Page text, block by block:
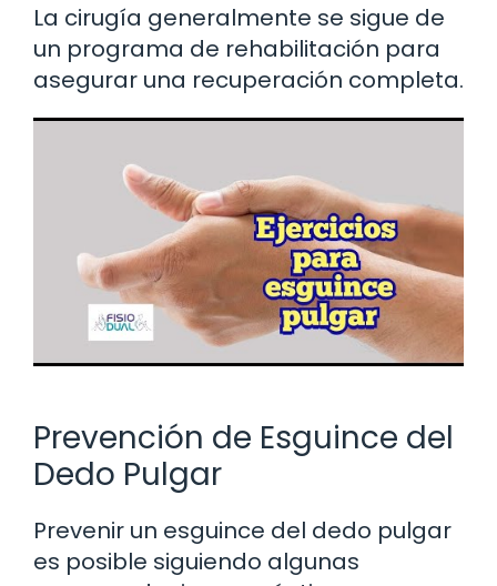
La cirugía generalmente se sigue de
un programa de rehabilitación para
asegurar una recuperación completa.
Prevención de Esguince del
Dedo Pulgar
Prevenir un esguince del dedo pulgar
es posible siguiendo algunas